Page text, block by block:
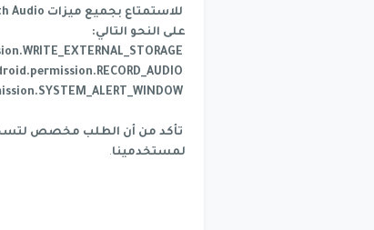
على النحو التالي:
تأكد من أن الطلب مخصص
لمستخدمينا.